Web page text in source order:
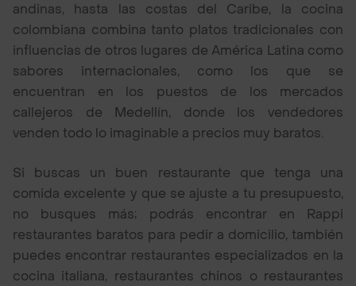
andinas, hasta las costas del Caribe, la cocina
colombiana combina tanto platos tradicionales con
influencias de otros lugares de América Latina como
sabores internacionales, como los que se
encuentran en los puestos de los mercados
callejeros de Medellín, donde los vendedores
venden todo lo imaginable a precios muy baratos.
Si buscas un buen restaurante que tenga una
comida excelente y que se ajuste a tu presupuesto,
no busques más; podrás encontrar en Rappi
restaurantes baratos para pedir a domicilio, también
puedes encontrar restaurantes especializados en la
cocina italiana, restaurantes chinos o restaurantes